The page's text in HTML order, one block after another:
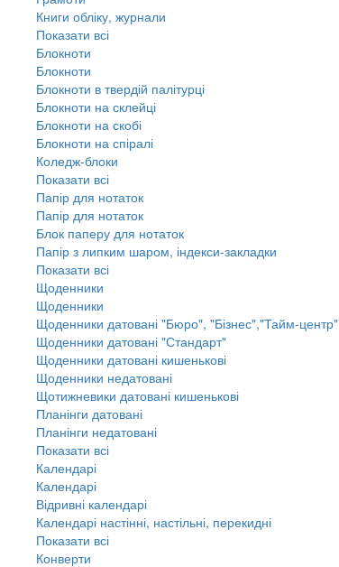
Книги обліку, журнали
Показати всі
Блокноти
Блокноти
Блокноти в твердій палітурці
Блокноти на склейці
Блокноти на скобі
Блокноти на спіралі
Коледж-блоки
Показати всі
Папір для нотаток
Папір для нотаток
Блок паперу для нотаток
Папір з липким шаром, індекси-закладки
Показати всі
Щоденники
Щоденники
Щоденники датовані "Бюро", "Бізнес","Тайм-центр"
Щоденники датовані "Стандарт"
Щоденники датовані кишенькові
Щоденники недатовані
Щотижневики датовані кишенькові
Планінги датовані
Планінги недатовані
Показати всі
Календарі
Календарі
Відривні календарі
Календарі настінні, настільні, перекидні
Показати всі
Конверти